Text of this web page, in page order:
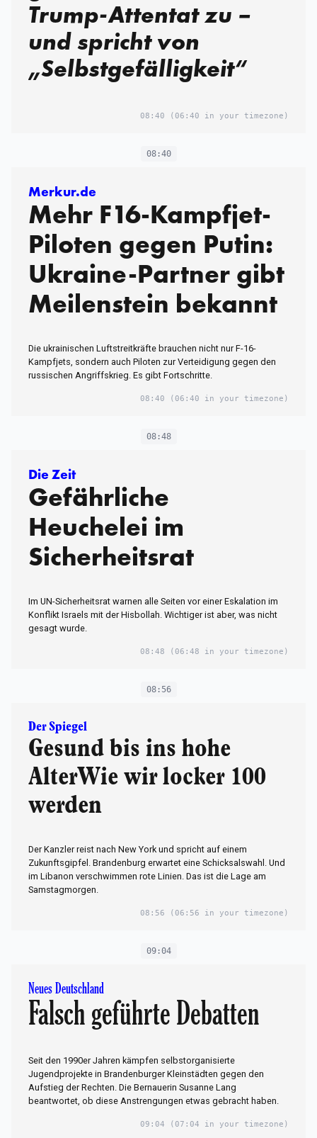
Trump-Attentat zu –
und spricht von
„Selbstgefälligkeit“
08:40 (06:40 in your timezone)
08:40
Merkur.de
Mehr F16-Kampfjet-
Piloten gegen Putin:
Ukraine-Partner gibt
Meilenstein bekannt
Die ukrainischen Luftstreitkräfte brauchen nicht nur F-16-
Kampfjets, sondern auch Piloten zur Verteidigung gegen den
russischen Angriffskrieg. Es gibt Fortschritte.
08:40 (06:40 in your timezone)
08:48
Die Zeit
Gefährliche
Heuchelei im
Sicherheitsrat
Im UN-Sicherheitsrat warnen alle Seiten vor einer Eskalation im
Konflikt Israels mit der Hisbollah. Wichtiger ist aber, was nicht
gesagt wurde.
08:48 (06:48 in your timezone)
08:56
Der Spiegel
Gesund bis ins hohe
AlterWie wir locker 100
werden
Der Kanzler reist nach New York und spricht auf einem
Zukunftsgipfel. Brandenburg erwartet eine Schicksalswahl. Und
im Libanon verschwimmen rote Linien. Das ist die Lage am
Samstagmorgen.
08:56 (06:56 in your timezone)
09:04
Neues Deutschland
Falsch geführte Debatten
Seit den 1990er Jahren kämpfen selbstorganisierte
Jugendprojekte in Brandenburger Kleinstädten gegen den
Aufstieg der Rechten. Die Bernauerin Susanne Lang
beantwortet, ob diese Anstrengungen etwas gebracht haben.
09:04 (07:04 in your timezone)